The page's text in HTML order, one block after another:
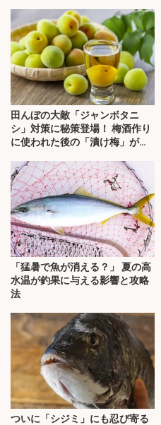
田んぼの大敵「ジャンボタニ
シ」対策に秘策登場！ 梅酒作り
に使われた後の「漬け梅」が効
「猛暑で魚が消える？」 夏の高
水温が釣果に与える影響と攻略
法
ついに「シジミ」にも忍び寄る